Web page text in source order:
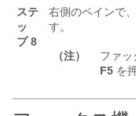
ステ
ッ
プ 8
右側のペインで
す。
（注）
ファッ
F5 を